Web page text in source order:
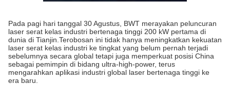
Pada pagi hari tanggal 30 Agustus, BWT merayakan peluncuran
laser serat kelas industri bertenaga tinggi 200 kW pertama di
dunia di Tianjin.Terobosan ini tidak hanya meningkatkan kekuatan
laser serat kelas industri ke tingkat yang belum pernah terjadi
sebelumnya secara global tetapi juga memperkuat posisi China
sebagai pemimpin di bidang ultra-high-power, terus
mengarahkan aplikasi industri global laser bertenaga tinggi ke
era baru.